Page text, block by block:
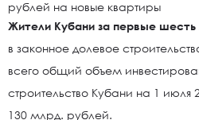
Жители Кубани за первые шесть
в законное долевое
всего общий объем
строительство Кубани на 1 июля
130 млрд. рублей.